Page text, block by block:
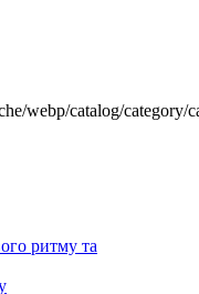
webp/catalog/category/
ритму та